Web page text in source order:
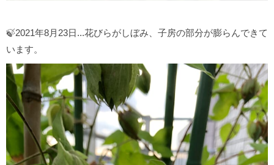
🍃2021年8月23日...花びらがしぼみ、子房の部分が膨らんできて
います。